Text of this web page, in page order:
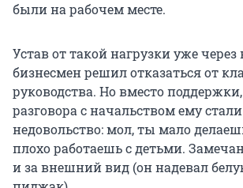
были на рабочем месте.
Устав от такой нагрузки уже через
бизнесмен решил отказаться от
руководства. Но вместо
разговора с начальством ему
недовольство: мол, ты мало
плохо работаешь с детьми.
и за внешний вид (он надевал